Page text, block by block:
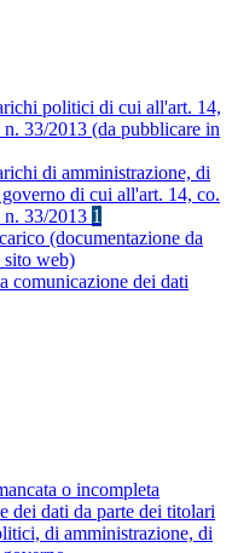
politici di cui all'art. 14,
33/2013 (da pubblicare in
di amministrazione, di
di cui all'art. 14, co.
n. 33/2013 1
(documentazione da
sito web)
comunicazione dei dati
o incompleta
dei dati da parte dei titolari
di amministrazione, di